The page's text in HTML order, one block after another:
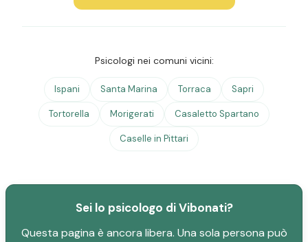
Psicologi nei comuni vicini:
Ispani Santa Marina Torraca Sapri
Tortorella Morigerati Casaletto Spartano
Caselle in Pittari
Sei lo psicologo di Vibonati?
Questa pagina è ancora libera. Una sola persona può